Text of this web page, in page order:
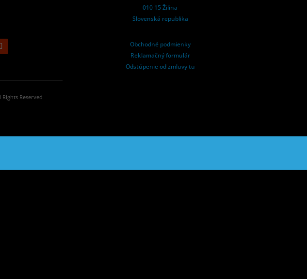
010 15 Žilina
Slovenská republika
Obchodné podmienky
Reklamačný formulár
Odstúpenie od zmluvy tu
Reserved